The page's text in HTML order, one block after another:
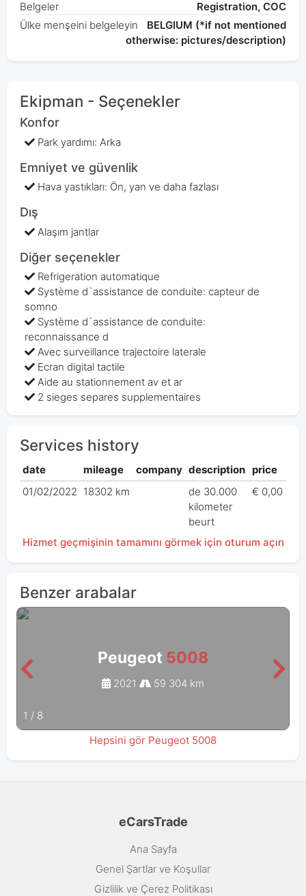
Belgeler
Registration, COC
Ülke menşeini belgeleyin
BELGIUM (*if not mentioned
otherwise: pictures/description)
Ekipman - Seçenekler
Konfor
Park yardımı: Arka
Emniyet ve güvenlik
Hava yastıkları: Ön, yan ve daha fazlası
Dış
Alaşım jantlar
Diğer seçenekler
Refrigeration automatique
Système d`assistance de conduite: capteur de
somno
Système d`assistance de conduite:
reconnaissance d
Avec surveillance trajectoire laterale
Ecran digital tactile
Aide au stationnement av et ar
2 sieges separes supplementaires
Services history
date mileage company description price
01/02/2022 18302 km
de 30.000
kilometer
beurt
€ 0,00
Hizmet geçmişinin tamamını görmek için oturum açın
Benzer arabalar
Peugeot 5008
2021 59 304 km
1 / 8
Hepsini gör Peugeot 5008
eCarsTrade
Ana Sayfa
Genel Şartlar ve Koşullar
Gizlilik ve Çerez Politikası